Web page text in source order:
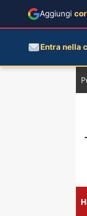
Aggiungi
Entra nella